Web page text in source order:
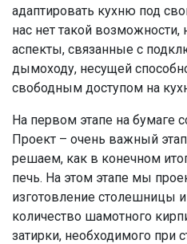
адаптировать кухню под
нас нет такой
аспекты, связанные с
дымоходу, несущей
свободным доступом на
На первом этапе на бумаге
Проект – очень важный
решаем, как в конечном
печь. На этом этапе мы
изготовление столешницы
количество шамотного
затирки, необходимого при